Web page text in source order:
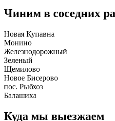
Чиним в соседних
Новая Купавна
Монино
Железнодорожный
Зеленый
Щемилово
Новое Бисерово
пос. Рыбхоз
Балашиха
Куда мы выезжаем